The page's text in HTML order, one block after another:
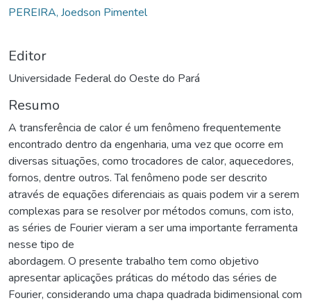
PEREIRA, Joedson Pimentel
Editor
Universidade Federal do Oeste do Pará
Resumo
A transferência de calor é um fenômeno frequentemente
encontrado dentro da engenharia, uma vez que ocorre em
diversas situações, como trocadores de calor, aquecedores,
fornos, dentre outros. Tal fenômeno pode ser descrito
através de equações diferenciais as quais podem vir a serem
complexas para se resolver por métodos comuns, com isto,
as séries de Fourier vieram a ser uma importante ferramenta
nesse tipo de
abordagem. O presente trabalho tem como objetivo
apresentar aplicações práticas do método das séries de
Fourier, considerando uma chapa quadrada bidimensional com